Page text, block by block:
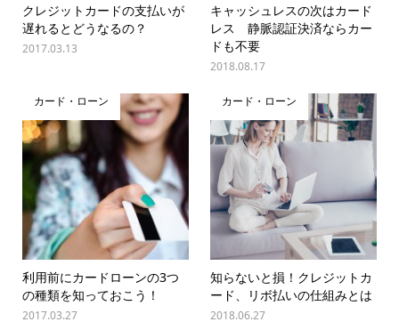
クレジットカードの支払いが
遅れるとどうなるの？
2017.03.13
キャッシュレスの次はカード
レス 静脈認証決済ならカー
ドも不要
2018.08.17
カード・ローン
利用前にカードローンの3つ
の種類を知っておこう！
2017.03.27
カード・ローン
知らないと損！クレジットカ
ード、リボ払いの仕組みとは
2018.06.27